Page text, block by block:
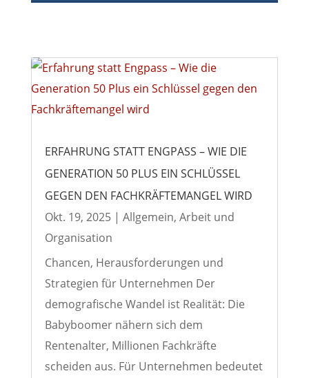
ERFAHRUNG STATT ENGPASS – WIE DIE
GENERATION 50 PLUS EIN SCHLÜSSEL
GEGEN DEN FACHKRÄFTEMANGEL WIRD
Okt. 19, 2025| Allgemein, Arbeit und
Organisation
Chancen, Herausforderungen und
Strategien für Unternehmen Der
demografische Wandel ist Realität: Die
Babyboomer nähern sich dem
Rentenalter, Millionen Fachkräfte
scheiden aus. Für Unternehmen bedeutet